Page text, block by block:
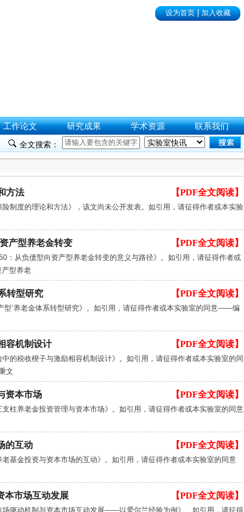
设为首页|加入收藏
工作论文 研究成果 学术资源
联系我们
全文搜索：
方法 【PDF全文阅读】
制度的理论和方法》，该文尚未公开发表。如引用，请征得作者或本实验
产型养老金转变 【PDF全文阅读】
：从负债型向资产型养老金转变的意义与路径》。如引用，请征得作者或
型养老
转型研究 【PDF全文阅读】
型’养老金体系转型研究》。如引用，请征得作者或本实验室的同意——编
容机制设计 【PDF全文阅读】
的税收楔子与激励相容机制设计》。如引用，请征得作者或本实验室的同
文
资本市场 【PDF全文阅读】
柱养老金投资管理与资本市场》。如引用，请征得作者或本实验室的同意
的互动 【PDF全文阅读】
基金投资与资本市场的互动》。如引用，请征得作者或本实验室的同意
本市场互动发展 【PDF全文阅读】
驱动机制与资本市场互动发展——以爱尔兰经验为例》。如引用，请征得